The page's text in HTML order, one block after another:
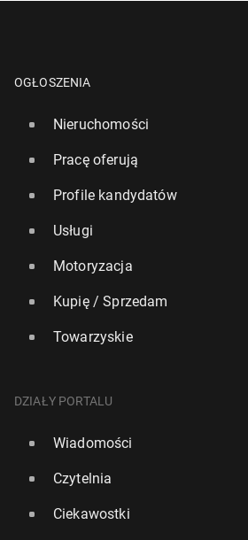
OGŁOSZENIA
Nieruchomości
Pracę oferują
Profile kandydatów
Usługi
Motoryzacja
Kupię / Sprzedam
Towarzyskie
DZIAŁY PORTALU
Wiadomości
Czytelnia
Ciekawostki